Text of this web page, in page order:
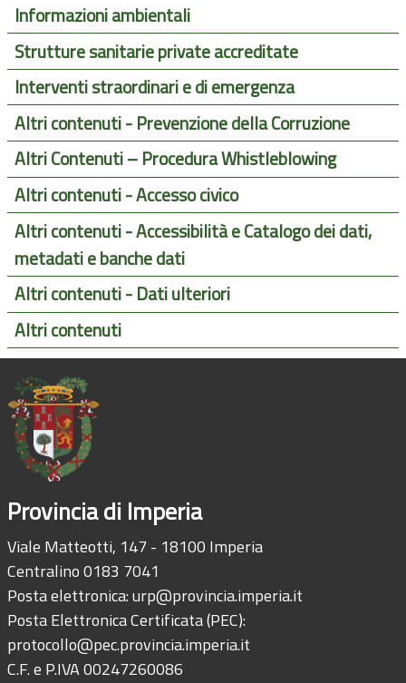
Informazioni ambientali
Strutture sanitarie private accreditate
Interventi straordinari e di emergenza
Altri contenuti - Prevenzione della Corruzione
Altri Contenuti – Procedura Whistleblowing
Altri contenuti - Accesso civico
Altri contenuti - Accessibilità e Catalogo dei dati,
metadati e banche dati
Altri contenuti - Dati ulteriori
Altri contenuti
Provincia di Imperia
Viale Matteotti, 147 - 18100 Imperia
Centralino 0183 7041
Posta elettronica:urp@provincia.imperia.it
Posta Elettronica Certificata (PEC):
protocollo@pec.provincia.imperia.it
C.F. e P.IVA 00247260086